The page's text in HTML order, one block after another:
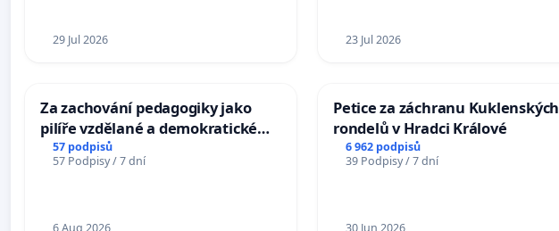
29 Jul 2026 23 Jul 2026
Za zachování pedagogiky jako
pilíře vzdělané a demokratické
společnosti
57 podpisů
57 Podpisy / 7 dní
6 Aug 2026
Petice za záchranu Kuklenských
rondelů v Hradci Králové
6 962 podpisů
39 Podpisy / 7 dní
30 Jun 2026